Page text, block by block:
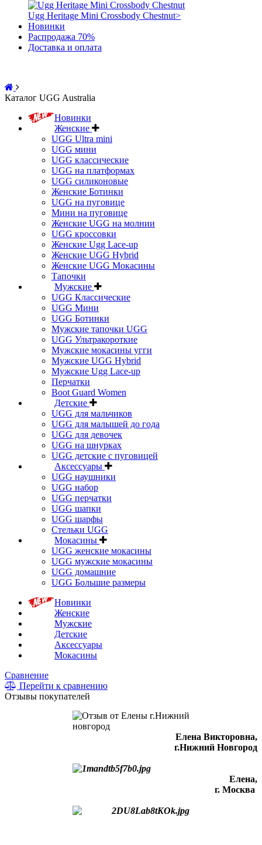
Ugg Heritage Mini Crossbody Chestnut>
Новинки
Распродажа 70%
Доставка и оплата
Каталог UGG Australia
Новинки
Женские
UGG Ultra mini
UGG мини
UGG классические
UGG на платформах
UGG силиконовые
Женские Ботинки
UGG на пуговице
Мини на пуговице
Женские UGG на молнии
UGG кроссовки
Женские Ugg Lace-up
Женские UGG Hybrid
Женские UGG Мокасины
Тапочки
Мужские
UGG Классические
UGG Мини
UGG Ботинки
Мужские тапочки UGG
UGG Ультракороткие
Мужские мокасины угги
Мужские UGG Hybrid
Мужские Ugg Lace-up
Перчатки
Boot Guard Women
Детские
UGG для мальчиков
UGG для малышей до года
UGG для девочек
UGG на шнурках
UGG детские с пуговицей
Аксессуары
UGG наушники
UGG набор
UGG перчатки
UGG шапки
UGG шарфы
Стельки UGG
Мокасины
UGG женские мокасины
UGG мужские мокасины
UGG домашние
UGG Большие размеры
Новинки
Женские
Мужские
Детские
Аксессуары
Мокасины
Сравнение
Перейти к сравнению
Отзывы покупателей
Елена Викторовна,
г.Нижний Новгород
Елена,
г. Москва